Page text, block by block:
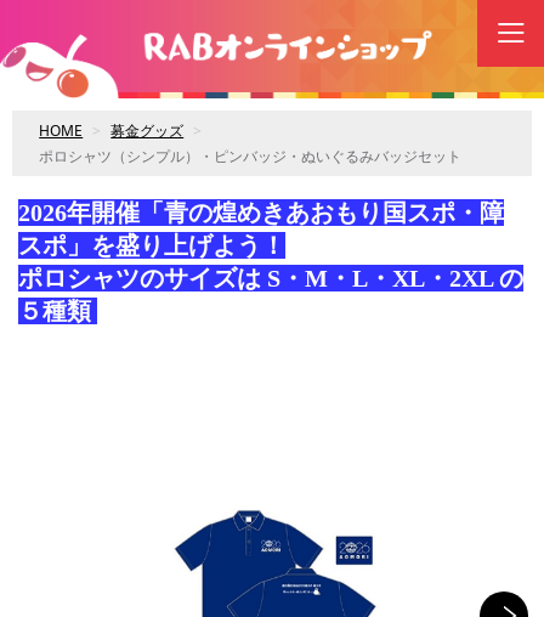
HOME
募金グッズ
ポロシャツ（シンプル）・ピンバッジ・ぬいぐるみバッジセット
2026年開催「青の煌めきあおもり国スポ・障
スポ」を盛り上げよう！
ポロシャツのサイズは S・M・L・XL・2XL の
５種類